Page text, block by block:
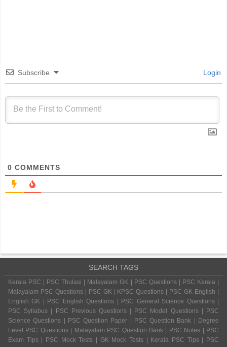
Subscribe Login
0 COMMENTS
SEARCH TAGS
Kerala PSC | PSC Thulasi | Malayalam GK | PSC Questions | PSC Kerala |
Malayalam PSC Questions | PSC GK | KPSC Questions | PSC GK English |
English GK | PSC English Questions | PSC General Science Questions |
PSC Syllabus | PSC Previous Questions | PSC Model Questions | PSC
Science Questions | PSC Question Paper | PSC Question Bank | Degree
Level PSC Questions | Malayalam PSC Question Bank | PSC Notes | PSC
Exam Tips | PSC Mock Tests | GK Mock Tests | Kerala PSC Tips | PSC